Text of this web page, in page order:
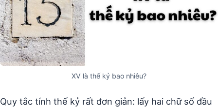
XV là thế kỷ bao nhiêu?
Quy tắc tính thế kỷ rất đơn giản: lấy hai chữ số đầu